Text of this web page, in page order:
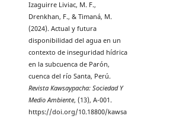
Izaguirre Liviac, M. F.,
Drenkhan, F., & Timaná, M.
(2024). Actual y futura
disponibilidad del agua en un
contexto de inseguridad hídrica
en la subcuenca de Parón,
cuenca del río Santa, Perú.
Revista Kawsaypacha: Sociedad Y
Medio Ambiente, (13), A-001.
https://doi.org/10.18800/kawsa